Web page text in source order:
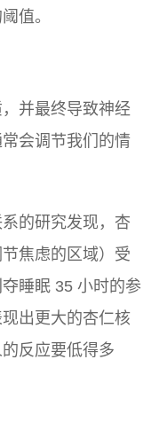
值。
并最终导致神经
会调节我们的情
的研究发现，杏
焦虑的区域）受
睡眠 35 小时的参
出更大的杏仁核
反应要低得多